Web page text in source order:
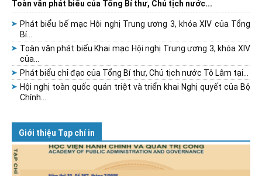
Toàn văn phát biểu của Tổng Bí thư, Chủ tịch nước...
Phát biểu bế mạc Hội nghị Trung ương 3, khóa XIV của Tổng
Bí...
Toàn văn phát biểu Khai mạc Hội nghị Trung ương 3, khóa XIV
của...
Phát biểu chỉ đạo của Tổng Bí thư, Chủ tịch nước Tô Lâm tại...
Hội nghị toàn quốc quán triệt và triển khai Nghị quyết của Bộ
Chính...
Giới thiệu Tạp chí in